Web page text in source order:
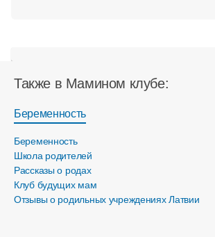
Также в Мамином клубе:
Беременность
Беременность
Школа родителей
Рассказы о родах
Клуб будущих мам
Отзывы о родильных учреждениях Латвии